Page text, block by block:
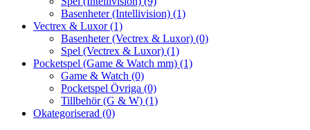
Basenheter (Intellivision) (1)
Vectrex & Luxor(1)
Basenheter (Vectrex & Luxor) (0)
Spel (Vectrex & Luxor) (1)
Pocketspel (Game & Watch mm) (1)
Game & Watch (0)
Pocketspel Övriga (0)
Tillbehör (G & W) (1)
Okategoriserad (0)